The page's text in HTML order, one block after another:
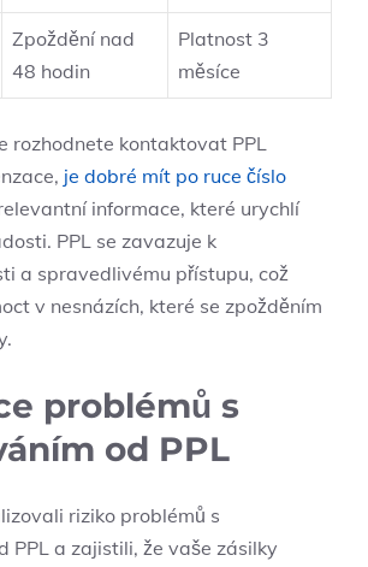
Zpoždění nad
48 hodin
Platnost 3
měsíce
rozhodnete kontaktovat PPL
je dobré mít po ruce číslo
informace, které urychlí
PPL se zavazuje k
a spravedlivému přístupu, což
v nesnázích, které se zpožděním
problémů s
od PPL
riziko problémů s
PPL a zajistili, že vaše zásilky